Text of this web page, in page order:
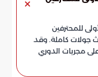
للمحترفين
بثلاث جولات كاملة. وقد
مجريات الدوري